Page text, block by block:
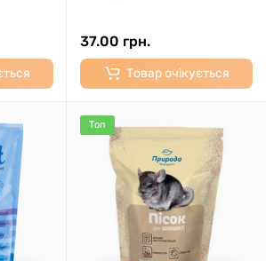
37.00 грн.
Товар очікується
Топ